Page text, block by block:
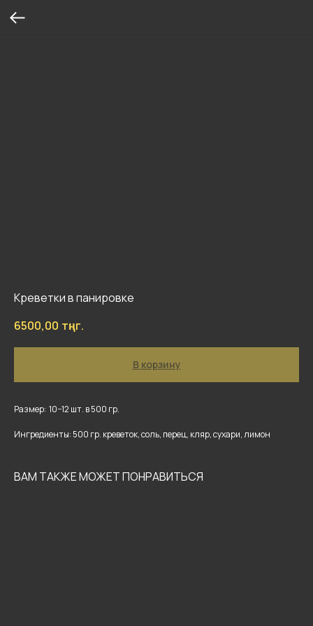
Креветки в панировке
6500,00 тңг.
В корзину
Размер: 10−12 шт. в 500 гр.
Ингредиенты: 500 гр. креветок, соль, перец, кляр, сухари, лимон
ВАМ ТАКЖЕ МОЖЕТ ПОНРАВИТЬСЯ